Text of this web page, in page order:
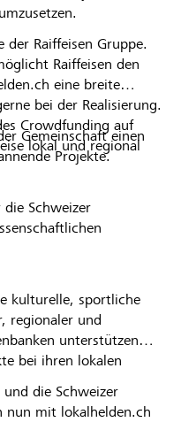
Raiffeisen Gruppe.
Raiffeisen den
eine breite
bei der Realisierung.
Crowdfunding auf
lokal und regional
Gemeinschaft einen
Projekte.
Schweizer
kulturelle, sportliche
regionaler und
unterstützen
bei ihren lokalen
die Schweizer
nun mit lokalhelden.ch